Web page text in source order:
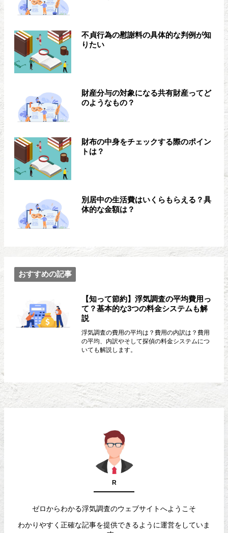
不貞行為の慰謝料の具体的な判例が知
りたい
財産分与の対象になる共有財産ってど
のようなもの？
財布の中身をチェックする際のポイン
トは？
別居中の生活費はいくらもらえる？具
体的な金額は？
おすすめの記事
【知って節約】浮気調査の平均費用っ
て？基本的な3つの料金システムも解
説
浮気調査の費用の平均は？費用の内訳は？費用
の平均、内訳やそして探偵の料金システムにつ
いても解説します。
R
ゼロからわかる浮気調査のウェブサイトへようこそ
わかりやすく正確な記事を提供できるように運営をしていま